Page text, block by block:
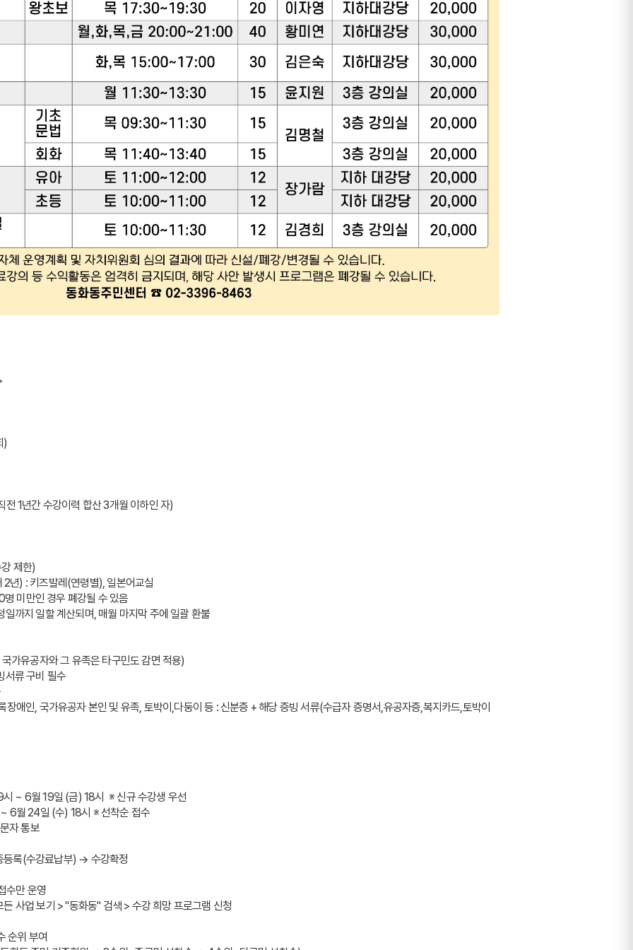
)
전 1년간 수강이력 합산 3개월 이하인 자)
제한)
년) : 키즈발레(연령별), 일본어교실
미만인 경우 폐강될 수 있음
까지 일할 계산되며, 매월 마지막 주에 일괄 환불
가유공자와 그 유족은 타구민도 감면 적용)
서류 구비 필수
애인, 국가유공자 본인 및 유족, 토박이,다둥이 등 : 신분증 + 해당 증빙 서류(수급자 증명서,유공자증,복지카드,토박이
~ 6월 19일 (금) 18시  ※ 신규 수강생 우선
6월 24일 (수) 18시 ※ 선착순 접수
자 통보
록(수강료납부) → 수강확정
수만 운영
든 사업 보기 > "동화동" 검색 > 수강 희망 프로그램 신청
순위 부여